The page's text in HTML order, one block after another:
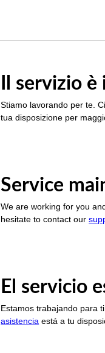
Il servizio
Stiamo lavorando per te.
tua disposizione per
Service
We are working for you
hesitate to contact our
El servicio
Estamos trabajando para
asistencia está a tu